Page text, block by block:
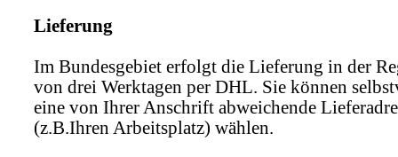
Lieferung
Im Bundesgebiet erfolgt die Lieferung in der
von drei Werktagen per DHL. Sie können
eine von Ihrer Anschrift abweichende
(z.B.Ihren Arbeitsplatz) wählen.